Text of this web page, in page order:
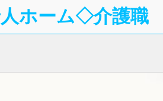
ホーム◇介護職